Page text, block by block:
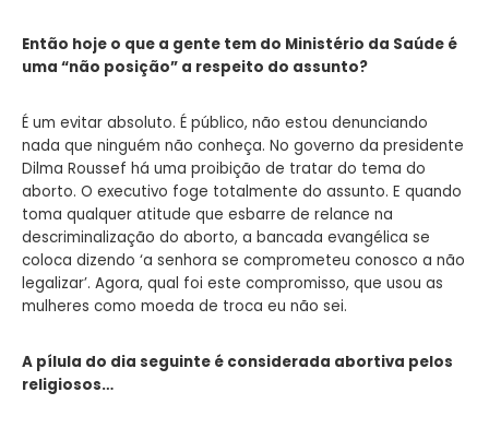
Então hoje o que a gente tem do Ministério da Saúde é
uma “não posição” a respeito do assunto?
É um evitar absoluto. É público, não estou denunciando
nada que ninguém não conheça. No governo da presidente
Dilma Roussef há uma proibição de tratar do tema do
aborto. O executivo foge totalmente do assunto. E quando
toma qualquer atitude que esbarre de relance na
descriminalização do aborto, a bancada evangélica se
coloca dizendo ‘a senhora se comprometeu conosco a não
legalizar’. Agora, qual foi este compromisso, que usou as
mulheres como moeda de troca eu não sei.
A pílula do dia seguinte é considerada abortiva pelos
religiosos…